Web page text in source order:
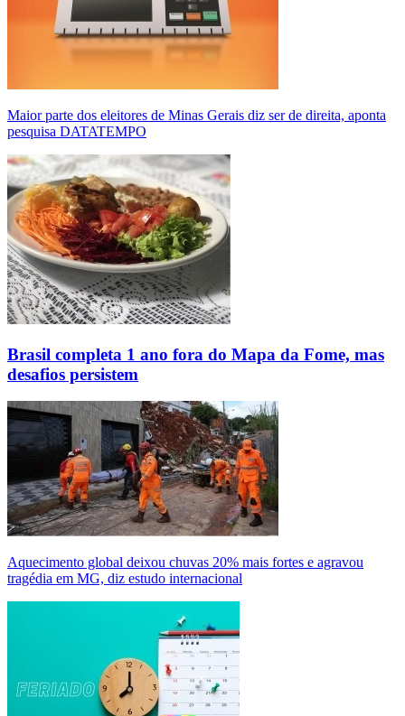
Maior parte dos eleitores de Minas Gerais diz ser de direita, aponta
pesquisa DATATEMPO
Brasil completa 1 ano fora do Mapa da Fome, mas
desafios persistem
Aquecimento global deixou chuvas 20% mais fortes e agravou
tragédia em MG, diz estudo internacional